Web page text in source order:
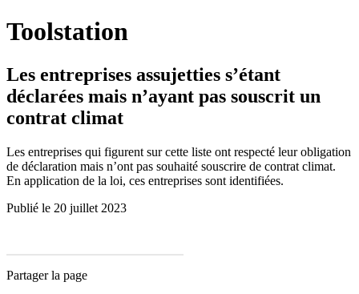
Toolstation
Les entreprises assujetties s’étant
déclarées mais n’ayant pas souscrit un
contrat climat
Les entreprises qui figurent sur cette liste ont respecté leur obligation
de déclaration mais n’ont pas souhaité souscrire de contrat climat.
En application de la loi, ces entreprises sont identifiées.
Publié le 20 juillet 2023
Partager la page